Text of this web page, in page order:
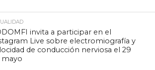
invita a participar en el
Live sobre electromiografía y
de conducción nerviosa el 29
mayo